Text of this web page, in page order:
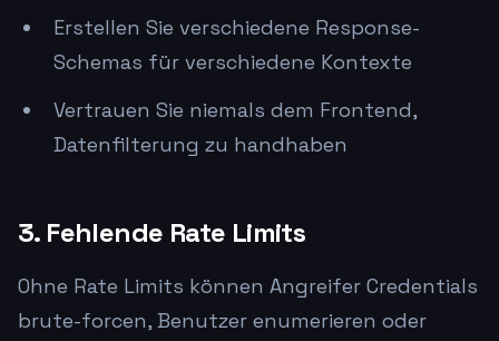
Erstellen Sie verschiedene Response-
Schemas für verschiedene Kontexte
Vertrauen Sie niemals dem Frontend,
Datenfilterung zu handhaben
3. Fehlende Rate Limits
Ohne Rate Limits können Angreifer Credentials
brute-forcen, Benutzer enumerieren oder